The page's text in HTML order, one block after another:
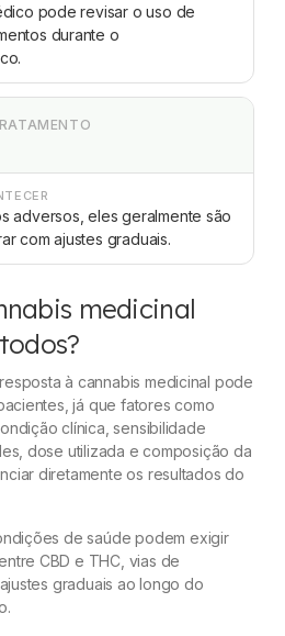
pode revisar o uso de
durante o
adversos, eles geralmente são
com ajustes graduais.
medicinal
à cannabis medicinal pode
já que fatores como
clínica, sensibilidade
dose utilizada e composição da
diretamente os resultados do
de saúde podem exigir
CBD e THC, vias de
graduais ao longo do